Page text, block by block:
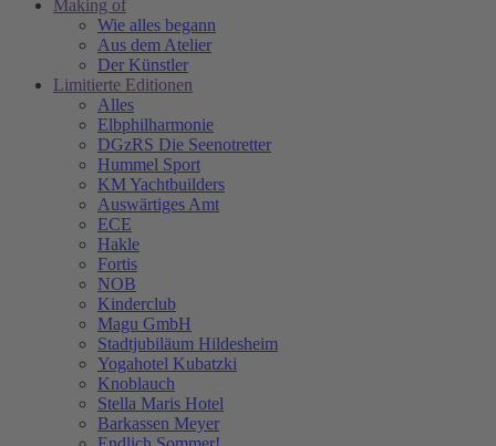
Making of
Wie alles begann
Aus dem Atelier
Der Künstler
Limitierte Editionen
Alles
Elbphilharmonie
DGzRS Die Seenotretter
Hummel Sport
KM Yachtbuilders
Auswärtiges Amt
ECE
Hakle
Fortis
NOB
Kinderclub
Magu GmbH
Stadtjubiläum Hildesheim
Yogahotel Kubatzki
Knoblauch
Stella Maris Hotel
Barkassen Meyer